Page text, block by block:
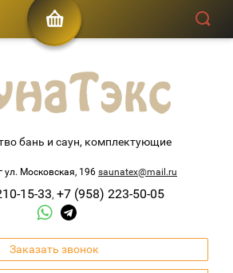
бань и саун, комплектующие
ул. Московская, 196 saunatex@mail.ru
15-33, +7 (958) 223-50-05
Заказать звонок